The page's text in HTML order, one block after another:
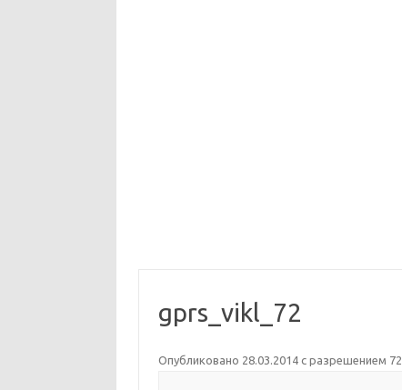
gprs_vikl_72
Опубликовано 28.03.2014с разрешением